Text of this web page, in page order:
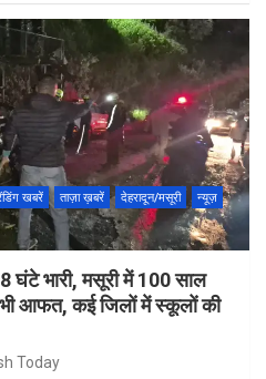
खबरें ताज़ा ख़बरें देहरादून/मसूरी
न्यूज़
घंटे भारी, मसूरी में 100 साल
भी आफत, कई जिलों में स्कूलों की
Today